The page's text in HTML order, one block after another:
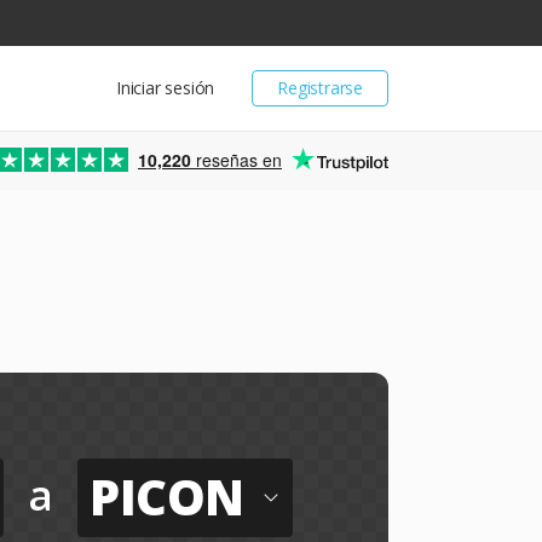
Registrarse
Iniciar sesión
10,220 reseñas en
a PICON